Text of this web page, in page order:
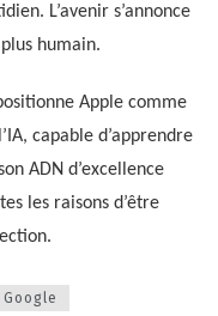
L’avenir s’annonce
humain.
Apple comme
capable d’apprendre
ADN d’excellence
les raisons d’être